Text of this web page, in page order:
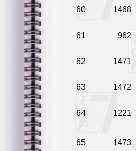
60 1468
61 962
62 1471
63 1472
64 1221
65 1473